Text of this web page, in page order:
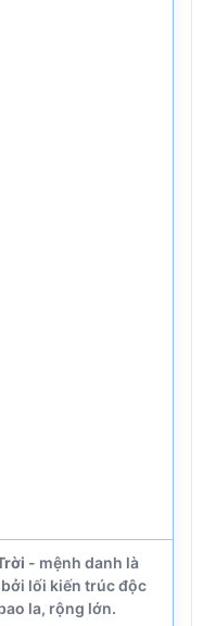
- mệnh danh là
lối kiến trúc độc
la, rộng lớn.